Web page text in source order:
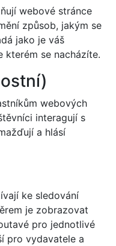
webové stránce
způsob, jakým se
jako je váš
kterém se nacházíte.
webových
interagují s
a hlásí
ke sledování
je zobrazovat
pro jednotlivé
pro vydavatele a